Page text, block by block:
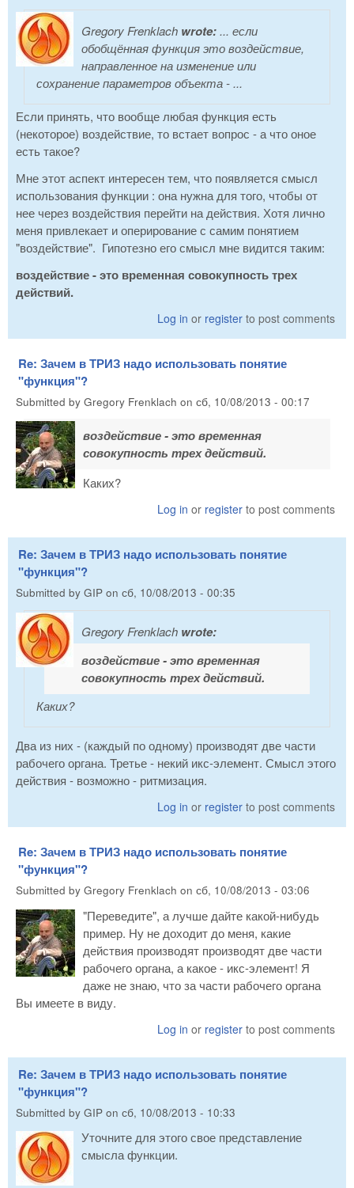
Gregory Frenklach wrote: ... если
обобщённая функция это воздействие,
направленное на изменение или
сохранение параметров объекта - ...
Если принять, что вообще любая функция есть
(некоторое) воздействие, то встает вопрос - а что оное
есть такое?
Мне этот аспект интересен тем, что появляется смысл
использования функции : она нужна для того, чтобы от
нее через воздействия перейти на действия. Хотя лично
меня привлекает и оперирование с самим понятием
"воздействие". Гипотезно его смысл мне видится таким:
воздействие - это временная совокупность трех
действий.
Log in or register to post comments
Re: Зачем в ТРИЗ надо использовать понятие
"функция"?
Submitted by Gregory Frenklach on сб, 10/08/2013 - 00:17
воздействие - это временная
совокупность трех действий.
Каких?
Log in or register to post comments
Re: Зачем в ТРИЗ надо использовать понятие
"функция"?
Submitted by GIP on сб, 10/08/2013 - 00:35
Gregory Frenklach wrote:
воздействие - это временная
совокупность трех действий.
Каких?
Два из них - (каждый по одному) производят две части
рабочего органа. Третье - некий икс-элемент. Смысл этого
действия - возможно - ритмизация.
Log in or register to post comments
Re: Зачем в ТРИЗ надо использовать понятие
"функция"?
Submitted by Gregory Frenklach on сб, 10/08/2013 - 03:06
"Переведите", а лучше дайте какой-нибудь
пример. Ну не доходит до меня, какие
действия производят производят две части
рабочего органа, а какое - икс-элемент! Я
даже не знаю, что за части рабочего органа
Вы имеете в виду.
Log in or register to post comments
Re: Зачем в ТРИЗ надо использовать понятие
"функция"?
Submitted by GIP on сб, 10/08/2013 - 10:33
Уточните для этого свое представление
смысла функции.